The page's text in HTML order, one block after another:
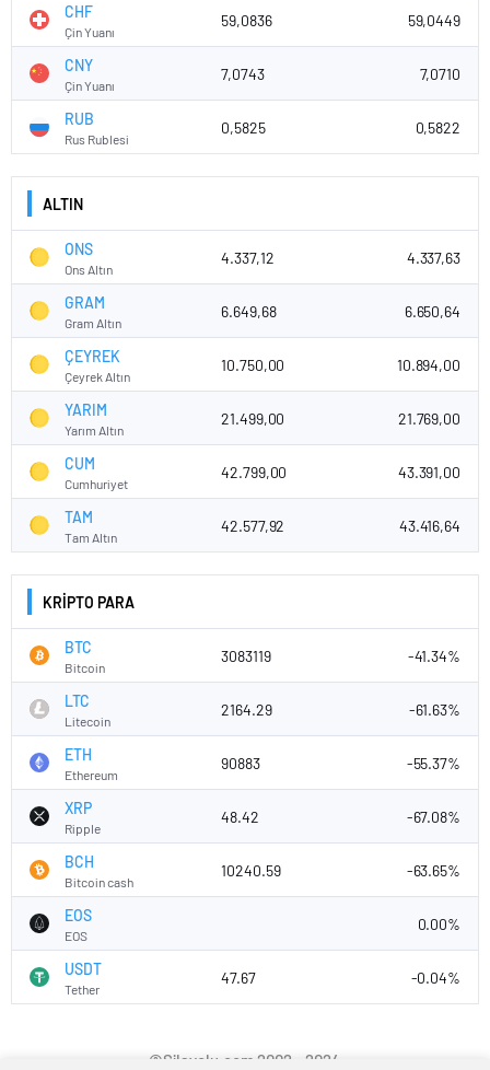
CHF
Çin Yuanı
59,0836 59,0449
CNY
Çin Yuanı
7,0743 7,0710
RUB
Rus Rublesi
0,5825 0,5822
ALTIN
ONS
Ons Altın
4.337,12 4.337,63
GRAM
Gram Altın
6.649,68 6.650,64
ÇEYREK
Çeyrek Altın
10.750,00 10.894,00
YARIM
Yarım Altın
21.499,00 21.769,00
CUM
Cumhuriyet
42.799,00 43.391,00
TAM
Tam Altın
42.577,92 43.416,64
KRİPTO PARA
BTC
Bitcoin
3083119 -41.34%
LTC
Litecoin
2164.29 -61.63%
ETH
Ethereum
90883 -55.37%
XRP
Ripple
48.42 -67.08%
BCH
Bitcoin cash
10240.59 -63.65%
EOS
EOS
0.00%
USDT
Tether
47.67 -0.04%
©Silayolu.com 2002 - 2024